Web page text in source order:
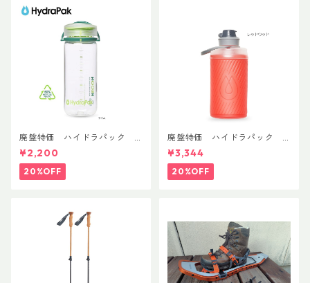
廃盤特価 ハイドラパック
リーコン ツイスト＆シップ 50
0ml
¥2,200
20%OFF
廃盤特価 ハイドラパック
フラックス 750ml
¥3,344
20%OFF